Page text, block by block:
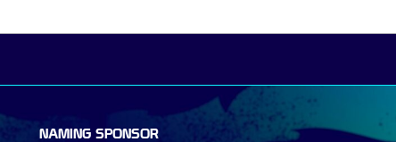
NAMING SPONSOR